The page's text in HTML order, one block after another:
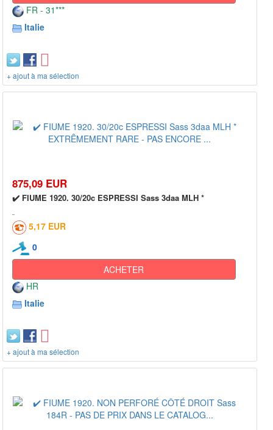
FR - 31***
Italie
+ ajout à ma sélection
875,09 EUR
✔️ FIUME 1920. 30/20c ESPRESSI Sass 3daa MLH *
5,17 EUR
0
ACHETER
HR
Italie
+ ajout à ma sélection